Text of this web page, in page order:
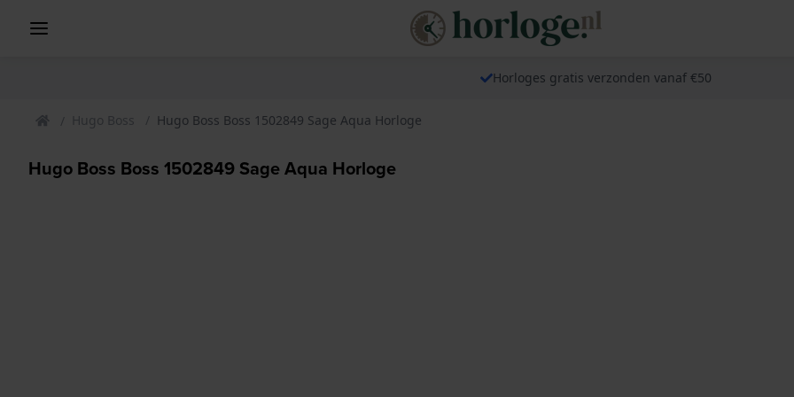
Horloges gratis verzonden vanaf €50
Hugo Boss Hugo Boss Boss 1502849 Sage Aqua Horloge
Hugo Boss Boss 1502849 Sage Aqua Horloge